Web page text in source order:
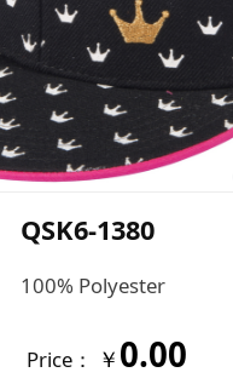
QSK6-1380
100% Polyester
Price： ￥ 0.00